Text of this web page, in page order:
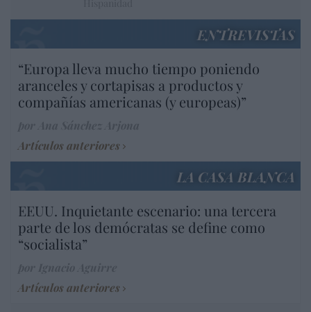
ENTREVISTAS
“Europa lleva mucho tiempo poniendo
aranceles y cortapisas a productos y
compañías americanas (y europeas)”
Artículos anteriores
LA CASA BLANCA
EEUU. Inquietante escenario: una tercera
parte de los demócratas se define como
“socialista”
Artículos anteriores